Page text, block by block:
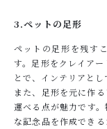
3.ペットの足形
ペットの足形を残す
す。足形をクレイア
とで、インテリアとし
また、足形を元に作
運べる点が魅力です
な記念品を作成でき